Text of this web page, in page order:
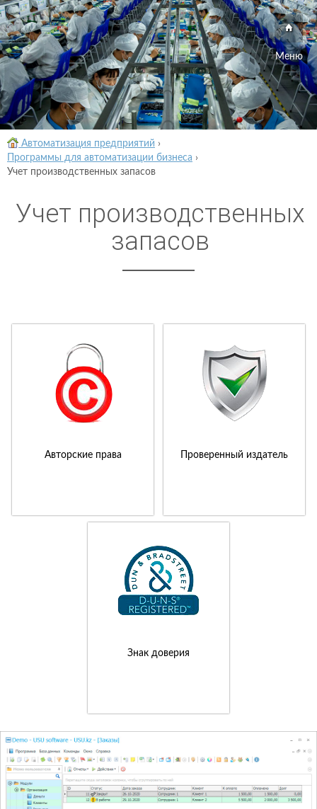
Меню
Автоматизация предприятий ›
Программы для автоматизации бизнеса ›
Учет производственных запасов
Учет производственных
запасов
Авторские права Проверенный издатель
Знак доверия